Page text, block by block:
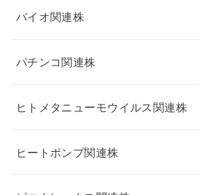
バイオ関連株
パチンコ関連株
ヒトメタニューモウイルス関連株
ヒートポンプ関連株